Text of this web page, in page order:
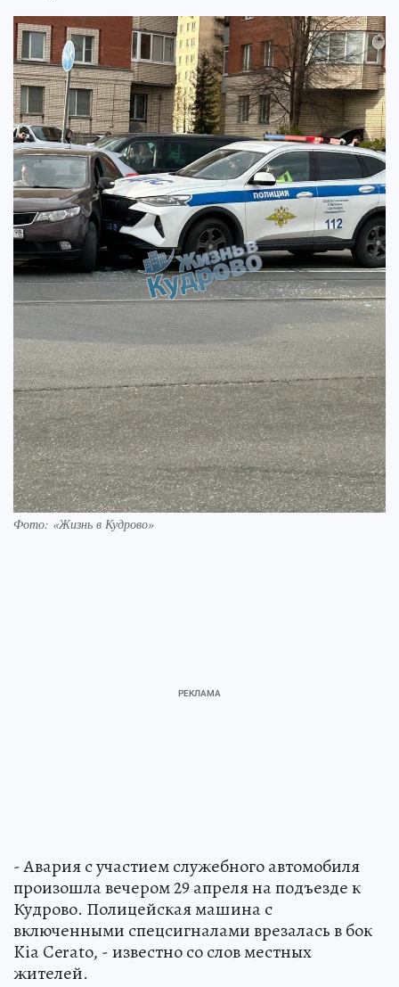
Фото: «Жизнь в Кудрово»
- Авария с участием служебного автомобиля
произошла вечером 29 апреля на подъезде к
Кудрово. Полицейская машина с
включенными спецсигналами врезалась в бок
Kia Cerato, - известно со слов местных
жителей.